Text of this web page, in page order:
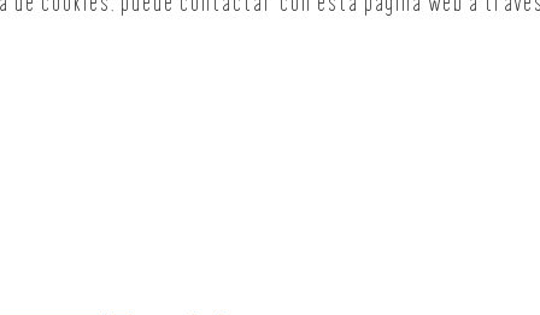
cookies, puede contactar con esta página web a